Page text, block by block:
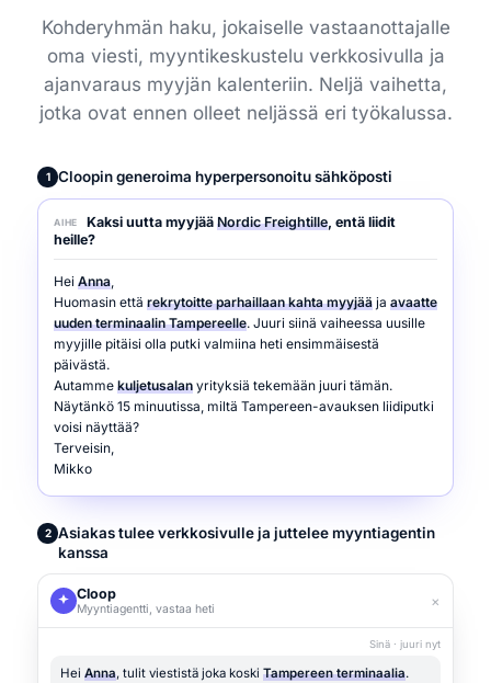
Kohderyhmän haku, jokaiselle vastaanottajalle
oma viesti, myyntikeskustelu verkkosivulla ja
ajanvaraus myyjän kalenteriin. Neljä vaihetta,
jotka ovat ennen olleet neljässä eri työkalussa.
1 Cloopin generoima hyperpersonoitu sähköposti
AIHE Kaksi uutta myyjääNordic Freightille, entä liidit
heille?
Hei Anna,
Huomasin että rekrytoitte parhaillaan kahta myyjää ja avaatte
uuden terminaalin Tampereelle. Juuri siinä vaiheessa uusille
myyjille pitäisi olla putki valmiina heti ensimmäisestä
päivästä.
Autamme kuljetusalan yrityksiä tekemään juuri tämän.
Näytänkö 15 minuutissa, miltä Tampereen-avauksen liidiputki
voisi näyttää?
Terveisin,
Mikko
2 Asiakas tulee verkkosivulle ja juttelee myyntiagentin
kanssa
Cloop
Myyntiagentti, vastaa heti ×
Sinä · juuri nyt
Hei Anna, tulit viestistä joka koski Tampereen terminaalia.